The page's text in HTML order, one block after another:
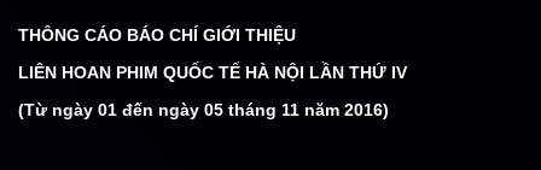
THÔNG CÁO BÁO CHÍ GIỚI THIỆU
LIÊN HOAN PHIM QUỐC TẾ HÀ NỘI LẦN THỨ IV
(Từ ngày 01 đến ngày 05 tháng 11 năm 2016)